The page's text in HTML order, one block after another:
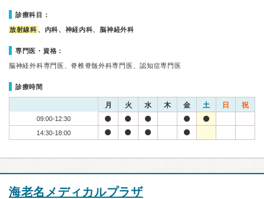
診療科目：
放射線科 、内科、神経内科、脳神経外科
専門医・資格：
脳神経外科専門医、脊椎脊髄外科専門医、認知症専門医
診療時間
月 火 水 木 金 土 日 祝
09:00-12:30
14:30-18:00
海老名メディカルプラザ